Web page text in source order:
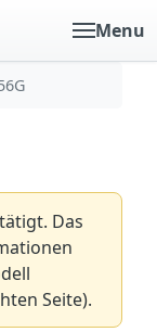
Menu
Das
Seite).